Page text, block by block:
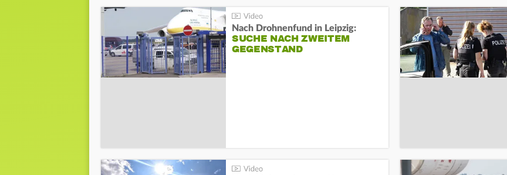
Nach Drohnenfund in Leipzig:
SUCHE NACH ZWEITEM
GEGENSTAND